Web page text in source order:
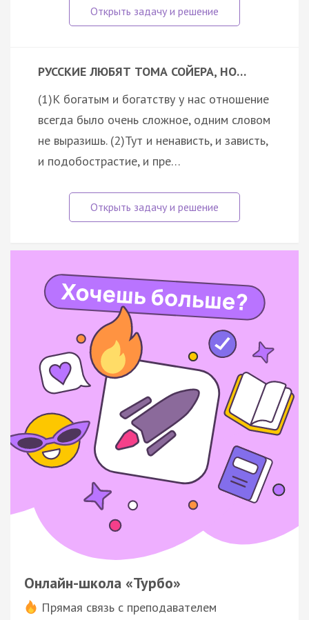
РУССКИЕ ЛЮБЯТ ТОМА СОЙЕРА, НО…
(1)К богатым и богатству у нас отношение
всегда было очень сложное, одним словом
не выразишь. (2)Тут и ненависть, и зависть,
и подобострастие, и пре…
Онлайн-школа «Турбо»
Прямая связь с преподавателем